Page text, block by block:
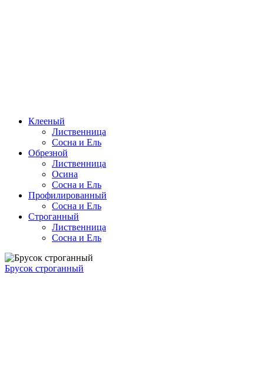
Клееный
Лиственница
Сосна и Ель
Обрезной
Лиственница
Осина
Сосна и Ель
Профилированный
Сосна и Ель
Строганный
Лиственница
Сосна и Ель
Брусок строганный